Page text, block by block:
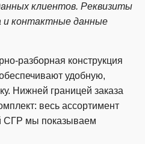
клиентов. Реквизиты
и контактные данные
разборная конструкция
удобную,
Нижней границей заказа
весь ассортимент
СГР мы показываем